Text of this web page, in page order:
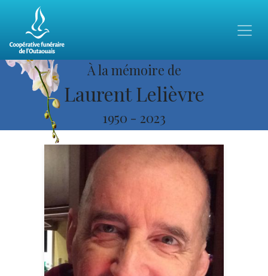
À la mémoire de
Laurent Lelièvre
1950 - 2023